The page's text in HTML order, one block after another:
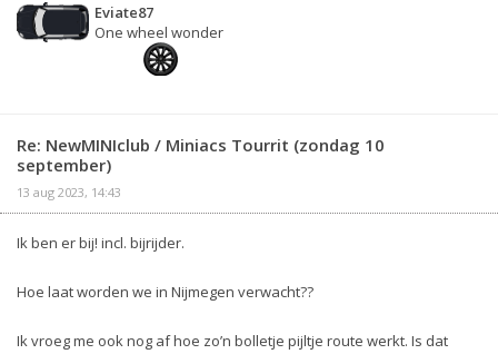
Eviate87
One wheel wonder
Re: NewMINIclub / Miniacs Tourrit (zondag 10
september)
13 aug 2023, 14:43
Ik ben er bij! incl. bijrijder.
Hoe laat worden we in Nijmegen verwacht??
Ik vroeg me ook nog af hoe zo’n bolletje pijltje route werkt. Is dat